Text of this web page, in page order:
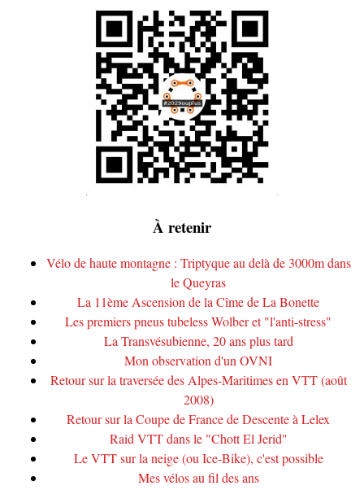
À retenir
Vélo de haute montagne : Triptyque au delà de 3000m dans
le Queyras
La 11ème Ascension de la Cîme de La Bonette
Les premiers pneus tubeless Wolber et "l'anti-stress"
La Transvésubienne, 20 ans plus tard
Mon observation d'un OVNI
Retour sur la traversée des Alpes-Maritimes en VTT (août
2008)
Retour sur la Coupe de France de Descente à Lelex
Raid VTT dans le "Chott El Jerid"
Le VTT sur la neige (ou Ice-Bike), c'est possible
Mes vélos au fil des ans